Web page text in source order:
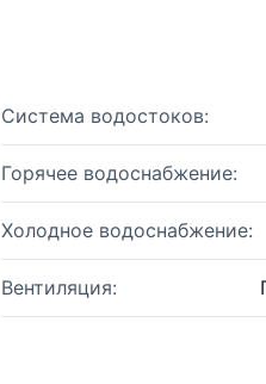
Система водостоков:
Горячее водоснабжение:
Холодное водоснабжение:
Вентиляция: